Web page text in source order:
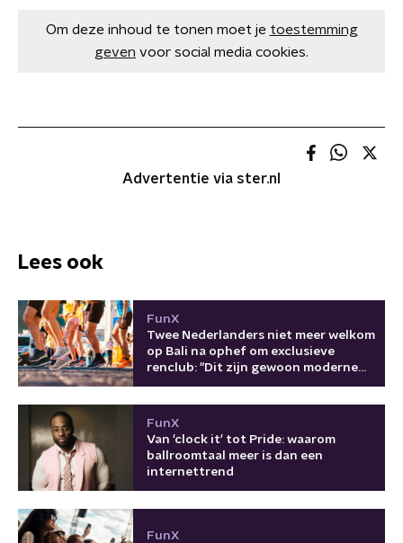
Om deze inhoud te tonen moet je toestemming
geven voor social media cookies.
Advertentie via ster.nl
Lees ook
FunX
Twee Nederlanders niet meer welkom
op Bali na ophef om exclusieve
renclub: "Dit zijn gewoon moderne
FunX
Van 'clock it' tot Pride: waarom
ballroomtaal meer is dan een
internettrend
FunX